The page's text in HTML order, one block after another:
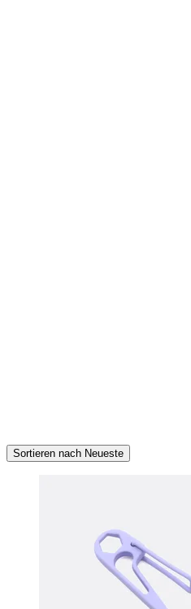
Sortieren nach Neueste